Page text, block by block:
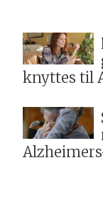
knyttes til